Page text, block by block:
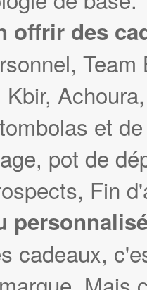
offrir des
et
pot de
Fin
cadeaux,